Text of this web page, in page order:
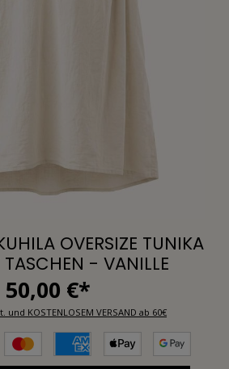
OVERSIZE TUNIKA
- VANILLE
50,00 €*
und KOSTENLOSEM VERSAND ab 60€